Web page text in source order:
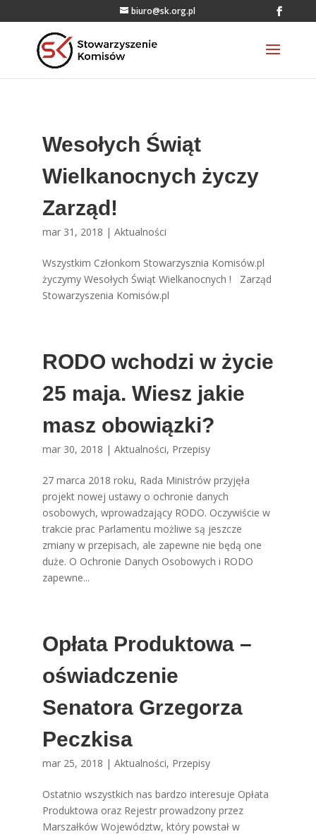
biuro@sk.org.pl
Wesołych Świąt
Wielkanocnych życzy
Zarząd!
mar 31, 2018 | Aktualności
Wszystkim Członkom Stowarzysznia Komisów.pl
życzymy Wesołych Świąt Wielkanocnych ! Zarząd
Stowarzyszenia Komisów.pl
RODO wchodzi w życie
25 maja. Wiesz jakie
masz obowiązki?
mar 30, 2018 | Aktualności, Przepisy
27 marca 2018 roku, Rada Ministrów przyjęła
projekt nowej ustawy o ochronie danych
osobowych, wprowadzający RODO. Oczywiście w
trakcie prac Parlamentu możliwe są jeszcze
zmiany w przepisach, ale zapewne nie będą one
duże. O Ochronie Danych Osobowych i RODO
zapewne...
Opłata Produktowa –
oświadczenie
Senatora Grzegorza
Peczkisa
mar 25, 2018 | Aktualności, Przepisy
Ostatnio wszystkich nas bardzo interesuje Opłata
Produktowa oraz Rejestr prowadzony przez
Marszałków Województw, który powstał w